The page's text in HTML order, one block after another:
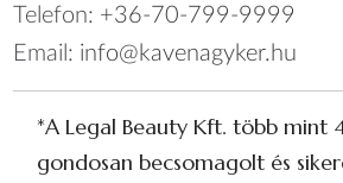
Telefon: +36-70-799-9999
Email: info@kavenagyker.hu
*A Legal Beauty Kft. több mint
gondosan becsomagolt és